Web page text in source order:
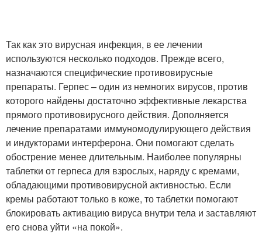
Так как это вирусная инфекция, в ее лечении
используются несколько подходов. Прежде всего,
назначаются специфические противовирусные
препараты. Герпес – один из немногих вирусов, против
которого найдены достаточно эффективные лекарства
прямого противовирусного действия. Дополняется
лечение препаратами иммуномодулирующего действия
и индукторами интерферона. Они помогают сделать
обострение менее длительным. Наиболее популярны
таблетки от герпеса для взрослых, наряду с кремами,
обладающими противовирусной активностью. Если
кремы работают только в коже, то таблетки помогают
блокировать активацию вируса внутри тела и заставляют
его снова уйти «на покой».